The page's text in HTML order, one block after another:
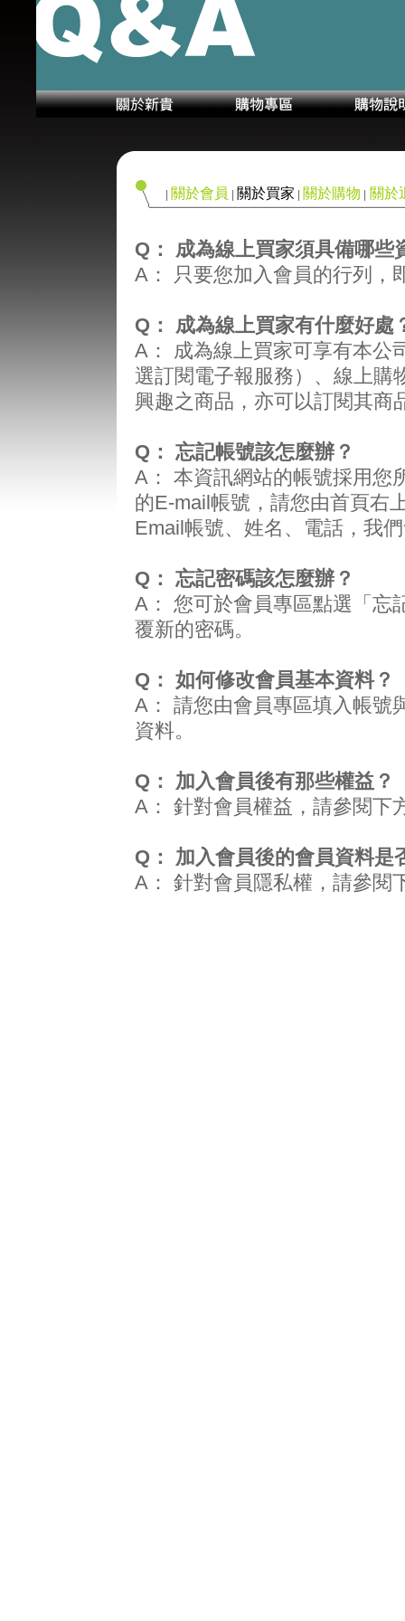
關於會員 關於買家 關於購物 關於
Q：
成為線上買家須具備哪些
A：
只要您加入會員的行列，
Q： 成為線上買家有什麼好處
A：
成為線上買家可享有本公
選訂閱電子報服務）、線上購
興趣之商品，亦可以訂閱其商
Q： 忘記帳號該怎麼辦？
A： 本資訊網站的帳號採用您
的E-mail帳號，請您由首頁右
Email帳號、姓名、電話，我
Q： 忘記密碼該怎麼辦？
A：
您可於會員專區點選「忘
覆新的密碼。
Q： 如何修改會員基本資料？
A： 請您由會員專區填入帳號
資料。
Q： 加入會員後有那些權益？
A： 針對會員權益，請參閱下
Q： 加入會員後的會員資料是
A： 針對會員隱私權，請參閱